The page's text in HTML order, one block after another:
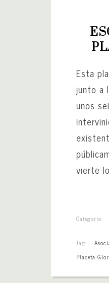
Esta
junto a
unos
vierte
Categoría:
Tag:
Placeta